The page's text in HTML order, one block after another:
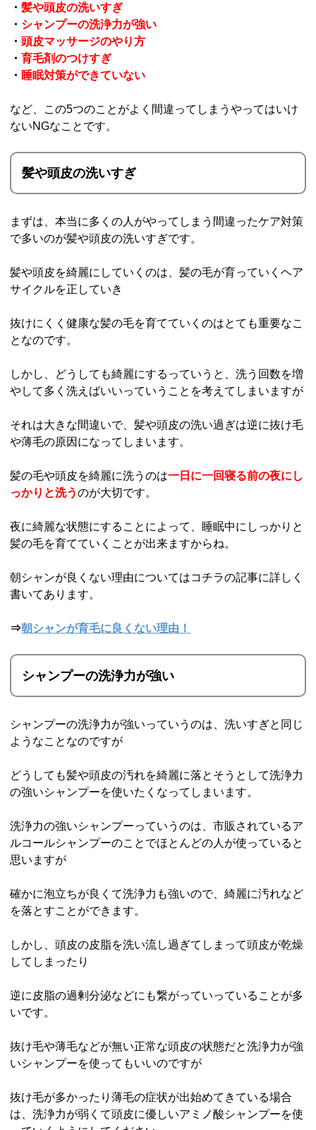
・髪や頭皮の洗いすぎ
・ シャンプーの洗浄力が強い
・頭皮マッサージのやり方
・育毛剤のつけすぎ
・ 睡眠対策ができていない
など、この5つのことがよく間違ってしまうやってはいけ
ないNGなことです。
髪や頭皮の洗いすぎ
まずは、本当に多くの人がやってしまう間違ったケア対策
で多いのが髪や頭皮の洗いすぎです。
髪や頭皮を綺麗にしていくのは、髪の毛が育っていくヘア
サイクルを正していき
抜けにくく健康な髪の毛を育てていくのはとても重要なこ
となのです。
しかし、どうしても綺麗にするっていうと、洗う回数を増
やして多く洗えばいいっていうことを考えてしまいますが
それは大きな間違いで、髪や頭皮の洗い過ぎは逆に抜け毛
や薄毛の原因になってしまいます。
髪の毛や頭皮を綺麗に洗うのは一日に一回寝る前の夜にし
っかりと洗うのが大切です。
夜に綺麗な状態にすることによって、睡眠中にしっかりと
髪の毛を育てていくことが出来ますからね。
朝シャンが良くない理由についてはコチラの記事に詳しく
書いてあります。
⇒朝シャンが育毛に良くない理由！
シャンプーの洗浄力が強い
シャンプーの洗浄力が強いっていうのは、洗いすぎと同じ
ようなことなのですが
どうしても髪や頭皮の汚れを綺麗に落とそうとして洗浄力
の強いシャンプーを使いたくなってしまいます。
洗浄力の強いシャンプーっていうのは、市販されているア
ルコールシャンプーのことでほとんどの人が使っていると
思いますが
確かに泡立ちが良くて洗浄力も強いので、綺麗に汚れなど
を落とすことができます。
しかし、頭皮の皮脂を洗い流し過ぎてしまって頭皮が乾燥
してしまったり
逆に皮脂の過剰分泌などにも繋がっていっていることが多
いです。
抜け毛や薄毛などが無い正常な頭皮の状態だと洗浄力が強
いシャンプーを使ってもいいのですが
抜け毛が多かったり薄毛の症状が出始めてきている場合
は、洗浄力が弱くて頭皮に優しいアミノ酸シャンプーを使